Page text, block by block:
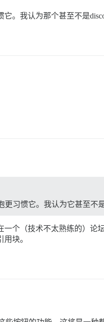
。我认为那个甚至不是
习惯它。我认为它甚至不
个（技术不太熟练的）论
块。